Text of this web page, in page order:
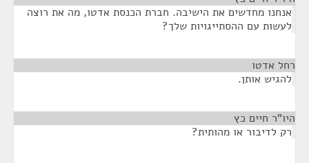
אנחנו מחדשים את הישיבה. חברת הכנסת אדטו, מה את רוצה
לעשות עם ההסתייגויות שלך?
רחל אדטו
להגיש אותן.
היו"ר חיים כץ
רק לדיבור או מהותית?